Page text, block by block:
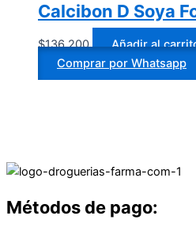
Calcibon D Soya
$136.200
Añadir al
Comprar por Whatsapp
Métodos de pago: